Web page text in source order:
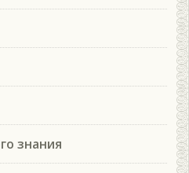
знания